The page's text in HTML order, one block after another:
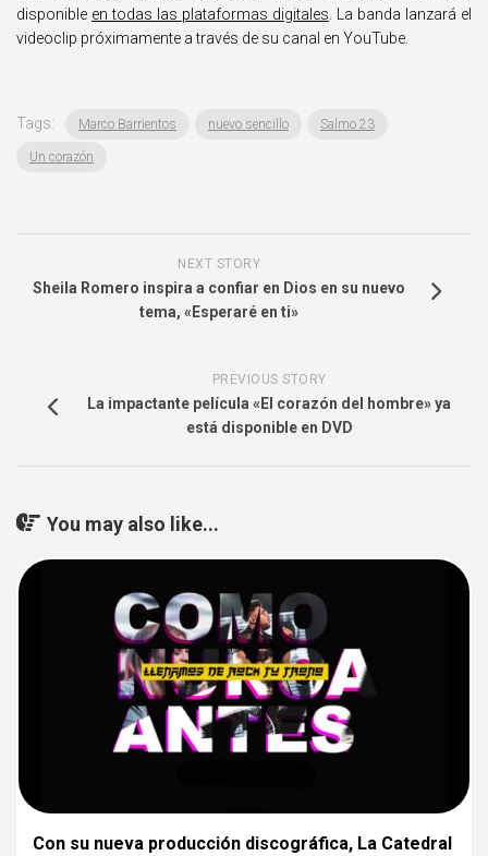
disponible en todas las plataformas digitales . La banda lanzará el
videoclip próximamente a través de su canal en YouTube.
Tags: Marco Barrientos nuevo sencillo Salmo 23
Un corazón
NEXT STORY
Sheila Romero inspira a confiar en Dios en su nuevo
tema, «Esperaré en ti»
PREVIOUS STORY
La impactante película «El corazón del hombre» ya
está disponible en DVD
You may also like...
Con su nueva producción discográfica, La Catedral